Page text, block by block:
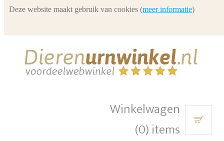
Winkelwagen
(0) items
Deze website maakt gebruik van cookies (meer informatie)